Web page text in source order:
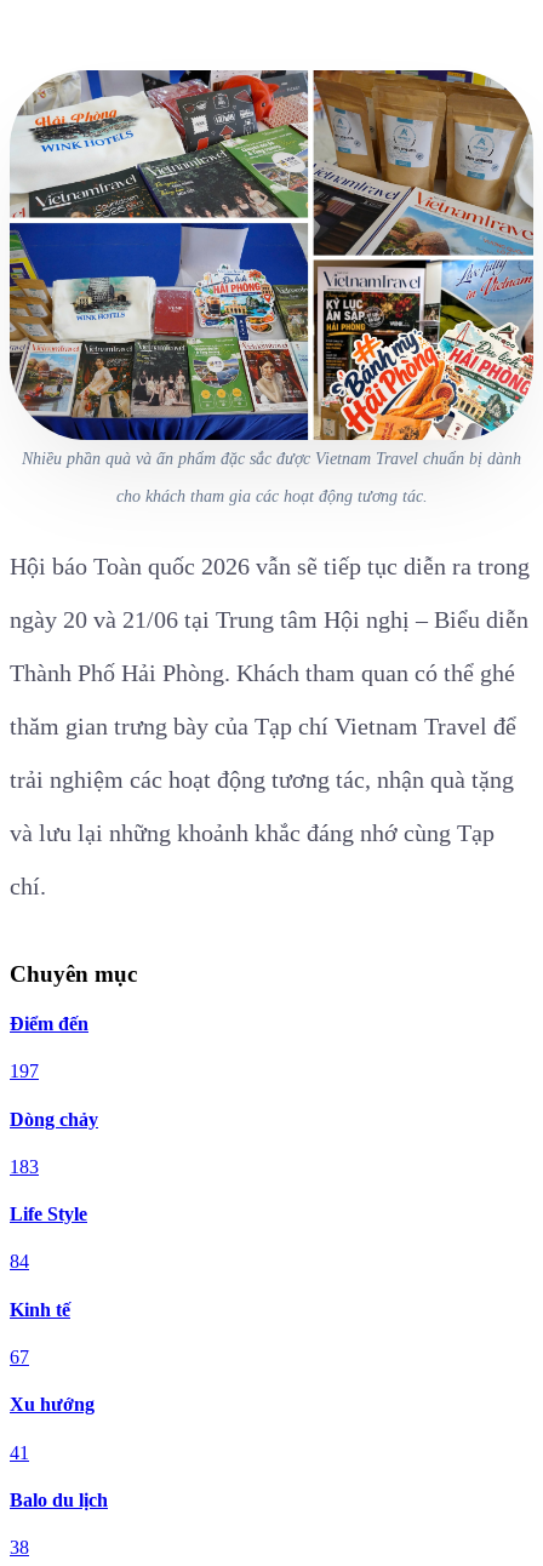
Nhiều phần quà và ấn phẩm đặc sắc được Vietnam Travel chuẩn bị dành
cho khách tham gia các hoạt động tương tác.
Hội báo Toàn quốc 2026 vẫn sẽ tiếp tục diễn ra trong
ngày 20 và 21/06 tại Trung tâm Hội nghị – Biểu diễn
Thành Phố Hải Phòng. Khách tham quan có thể ghé
thăm gian trưng bày của Tạp chí Vietnam Travel để
trải nghiệm các hoạt động tương tác, nhận quà tặng
và lưu lại những khoảnh khắc đáng nhớ cùng Tạp
chí.
Chuyên mục
Điểm đến
197
Dòng chảy
183
Life Style
84
Kinh tế
67
Xu hướng
41
Balo du lịch
38